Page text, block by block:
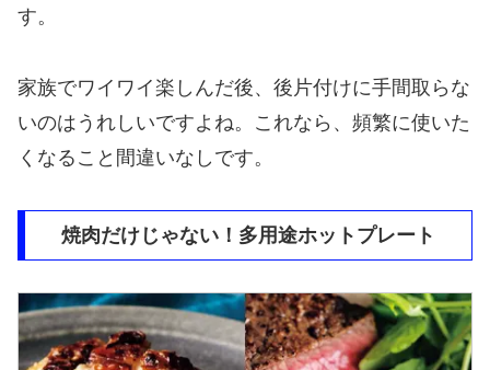
す。
家族でワイワイ楽しんだ後、後片付けに手間取らな
いのはうれしいですよね。これなら、頻繁に使いた
くなること間違いなしです。
焼肉だけじゃない！多用途ホットプレート